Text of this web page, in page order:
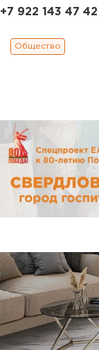
+7 922 143 47 42
Общество